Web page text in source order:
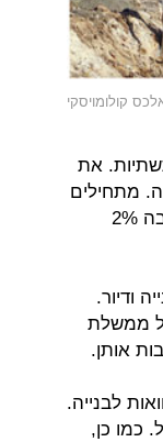
קולומויסקי
את
החטיבה להתנחלויות עצמן, לתקופה של 37 שנה. מתחילים
להחזיר אותן רק כעבור שבע שנים, הן לא צמודות למדד והריבית היא בגובה 2%
ודיור.
47 בדו"ח הכספי של ממשלת
הכספי, "עד שנת 2011 ניתנו הלוואות לבנייה.
כמו כן,